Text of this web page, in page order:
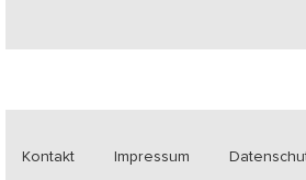
Kontakt Impressum